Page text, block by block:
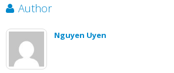
Author
Nguyen Uyen